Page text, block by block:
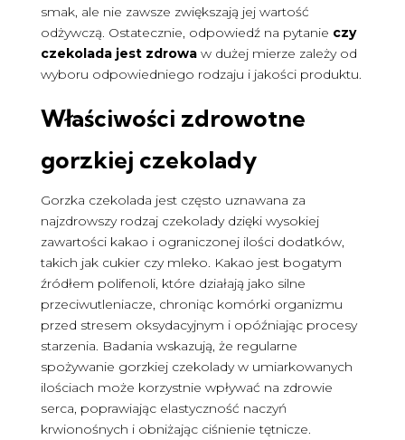
smak, ale nie zawsze zwiększają jej wartość
odżywczą. Ostatecznie, odpowiedź na pytanie czy
czekolada jest zdrowaw dużej mierze zależy od
wyboru odpowiedniego rodzaju i jakości produktu.
Właściwości zdrowotne
gorzkiej czekolady
Gorzka czekolada jest często uznawana za
najzdrowszy rodzaj czekolady dzięki wysokiej
zawartości kakao i ograniczonej ilości dodatków,
takich jak cukier czy mleko. Kakao jest bogatym
źródłem polifenoli, które działają jako silne
przeciwutleniacze, chroniąc komórki organizmu
przed stresem oksydacyjnym i opóźniając procesy
starzenia. Badania wskazują, że regularne
spożywanie gorzkiej czekolady w umiarkowanych
ilościach może korzystnie wpływać na zdrowie
serca, poprawiając elastyczność naczyń
krwionośnych i obniżając ciśnienie tętnicze.